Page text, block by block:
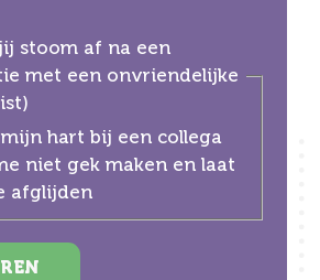
stoom af na een
met een onvriendelijke
hart bij een collega
niet gek maken en laat
afglijden